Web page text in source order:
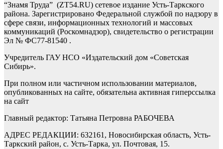
“Знамя Труда” (ZT54.RU) сетевое издание Усть-Таркского
района. Зарегистрировано Федеральной службой по надзору в
сфере связи, информационных технологий и массовых
коммуникаций (Роскомнадзор), свидетельство о регистрации
Эл № ФС77-81540 .
Учредитель ГАУ НСО «Издательский дом «Советская
Сибирь».
При полном или частичном использовании материалов,
опубликованных на сайте, обязательна активная гиперссылка
на сайт
Главный редактор: Татьяна Петровна РАБОЧЕВА
АДРЕС РЕДАКЦИИ: 632161, Новосибирская область, Усть-
Таркский район, с. Усть-Тарка, ул. Почтовая, 15.